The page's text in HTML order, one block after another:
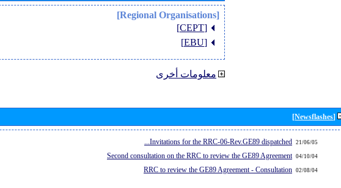
[Regional Organisations]
[CEPT]
[EBU]
معلومات أخرى
[Newsflashes]
21/06/05
Invitations for the RRC-06-Rev.GE89 dispatched...
04/10/04
Second consultation on the RRC to review the GE89 Agreement
02/08/04
RRC to review the GE89 Agreement - Consultation